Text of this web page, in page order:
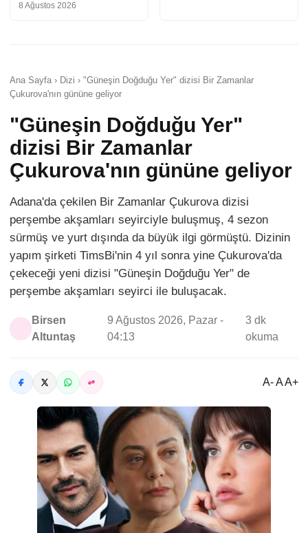
8 Ağustos 2026
Ana Sayfa › Dizi › "Güneşin Doğduğu Yer" dizisi Bir Zamanlar
Çukurova'nın gününe geliyor
"Güneşin Doğduğu Yer"
dizisi Bir Zamanlar
Çukurova'nın gününe geliyor
Adana'da çekilen Bir Zamanlar Çukurova dizisi
perşembe akşamları seyirciyle buluşmuş, 4 sezon
sürmüş ve yurt dışında da büyük ilgi görmüştü. Dizinin
yapım şirketi TimsBi'nin 4 yıl sonra yine Çukurova'da
çekeceği yeni dizisi "Güneşin Doğduğu Yer" de
perşembe akşamları seyirci ile buluşacak.
Birsen
Altuntaş
9 Ağustos 2026, Pazar -
04:13
3 dk
okuma
A- A A+